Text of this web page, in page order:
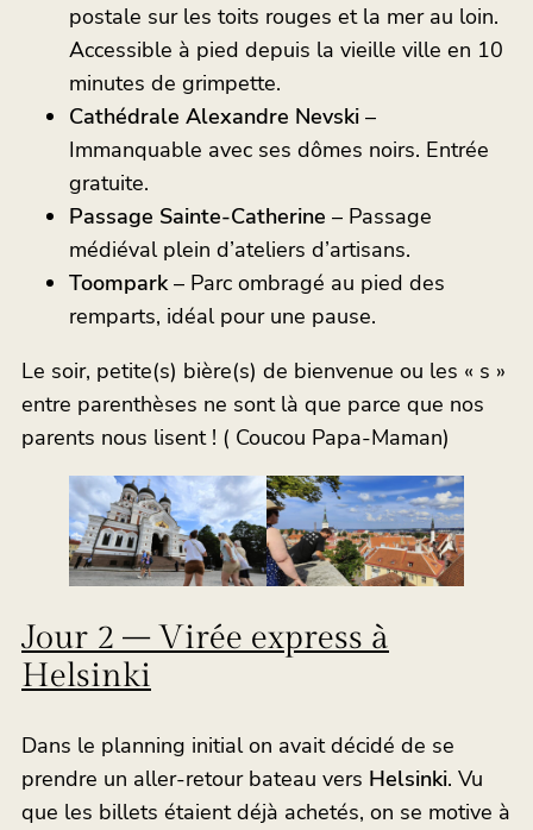
postale sur les toits rouges et la mer au loin.
Accessible à pied depuis la vieille ville en 10
minutes de grimpette.
Cathédrale Alexandre Nevski –
Immanquable avec ses dômes noirs. Entrée
gratuite.
Passage Sainte-Catherine – Passage
médiéval plein d’ateliers d’artisans.
Toompark– Parc ombragé au pied des
remparts, idéal pour une pause.
Le soir, petite(s) bière(s) de bienvenue ou les « s »
entre parenthèses ne sont là que parce que nos
parents nous lisent ! ( Coucou Papa-Maman)
Jour 2 – Virée express à
Helsinki
Dans le planning initial on avait décidé de se
prendre un aller-retour bateau vers Helsinki. Vu
que les billets étaient déjà achetés, on se motive à